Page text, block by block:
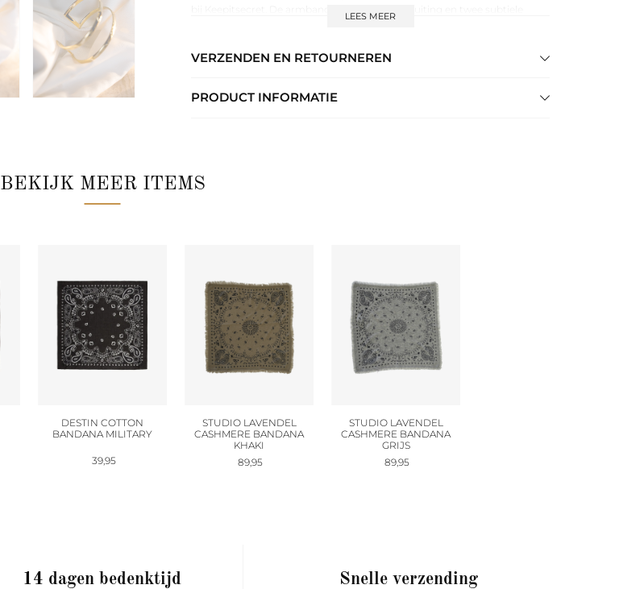
LEES MEER
VERZENDEN EN RETOURNEREN
PRODUCT INFORMATIE
BEKIJK MEER ITEMS
DESTIN COTTON
BANDANA MILITARY
39,95
STUDIO LAVENDEL
CASHMERE BANDANA
KHAKI
89,95
STUDIO LAVENDEL
CASHMERE BANDANA
GRIJS
89,95
14 dagen bedenktijd Snelle verzending